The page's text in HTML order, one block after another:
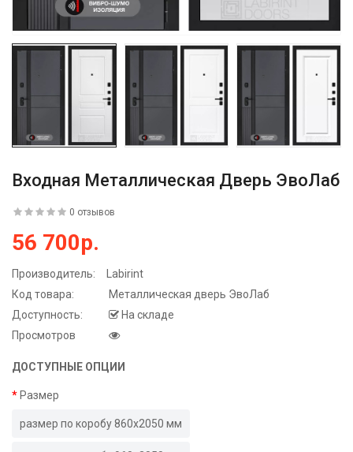
Входная Металлическая Дверь ЭвоЛаб
0 отзывов
56 700р.
Производитель:
Labirint
Код товара:
Металлическая дверь ЭвоЛаб
Доступность:
На складе
Просмотров
ДОСТУПНЫЕ ОПЦИИ
Размер
размер по коробу 860х2050 мм